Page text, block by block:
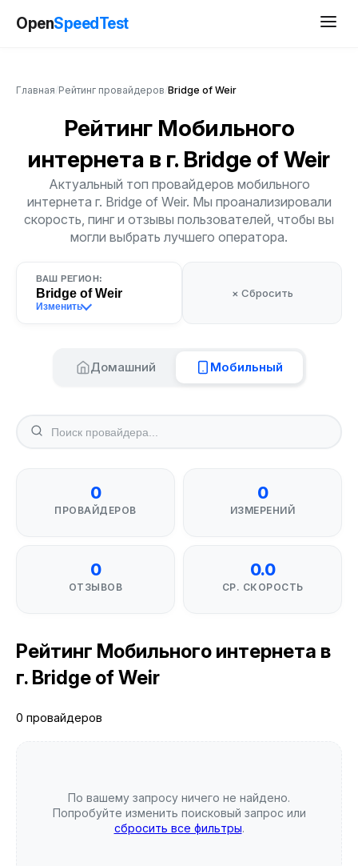
OpenSpeedTest
Главная Рейтинг провайдеров Bridge of Weir
Рейтинг Мобильного
интернета в г. Bridge of Weir
Актуальный топ провайдеров мобильного
интернета г. Bridge of Weir. Мы проанализировали
скорость, пинг и отзывы пользователей, чтобы вы
могли выбрать лучшего оператора.
ВАШ РЕГИОН:
Bridge of Weir
Изменить
× Сбросить
Домашний Мобильный
0
ПРОВАЙДЕРОВ
0
ИЗМЕРЕНИЙ
0
ОТЗЫВОВ
0.0
СР. СКОРОСТЬ
Рейтинг Мобильного интернета в
г. Bridge of Weir
0 провайдеров
По вашему запросу ничего не найдено.
Попробуйте изменить поисковый запрос или
сбросить все фильтры.